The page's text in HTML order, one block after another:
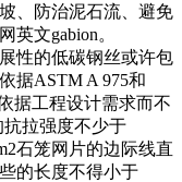
、防治泥石流、避免
文gabion。
性的低碳钢丝或许包
据ASTM A 975和
据工程设计需求而不
抗拉强度不少于
石笼网片的边际线直
的长度不得小于